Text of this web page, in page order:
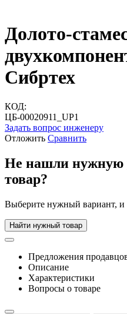
Долото-
Сибртех
КОД:
ЦБ-00020911_UP1
Задать вопрос инженеру
Отложить Сравнить
Не нашли нужную
товар?
Выберите нужный вариант, и
Найти нужный товар
Предложения
Описание
Характеристики
Вопросы о товаре